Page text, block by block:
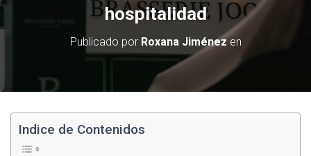
hospitalidad
Publicado por Roxana Jiménezen
Indice de Contenidos